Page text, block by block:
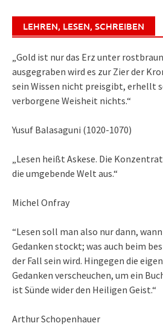
LEHREN, LESEN, SCHREIBEN
„Gold ist nur das Erz unter
ausgegraben wird es zur Zier der
sein Wissen nicht preisgibt, erhellt
verborgene Weisheit nichts.“
Yusuf Balasaguni (1020-1070)
„Lesen heißt Askese. Die
die umgebende Welt aus.“
Michel Onfray
“Lesen soll man also nur dann,
Gedanken stockt; was auch beim
der Fall sein wird. Hingegen die
Gedanken verscheuchen, um ein
ist Sünde wider den Heiligen Geist.“
Arthur Schopenhauer